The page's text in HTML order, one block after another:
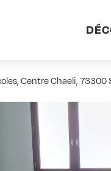
Centre Chaeli,